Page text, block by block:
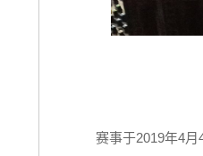
赛事于2019年4月